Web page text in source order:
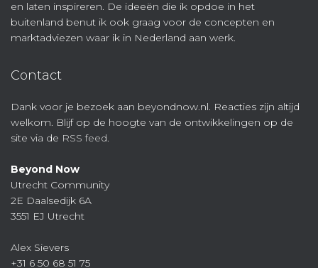
en laten inspireren. De ideeën die ik opdoe in het
buitenland benut ik ook graag voor de concepten en
marktadviezen waar ik in Nederland aan werk.
Contact
Dank voor je bezoek aan beyondnow.nl. Reacties zijn altijd
welkom. Blijf op de hoogte van de ontwikkelingen op de
site via de RSS feed.
Beyond Now
Utrecht Community
2E Daalsedijk 6A
3551 EJ Utrecht
Alex Sievers
+31 6 50 68 51 75